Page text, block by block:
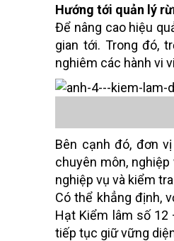
Hướng tới quản lý
Để nâng cao hiệu
gian tới. Trong đó,
nghiêm các hành vi
Bên cạnh đó, đơn
chuyên môn,
nghiệp vụ và kiểm
Có thể khẳng định,
Hạt Kiểm lâm số 12
tiếp tục giữ vững